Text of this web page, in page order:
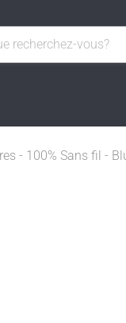
- 100% Sans fil -